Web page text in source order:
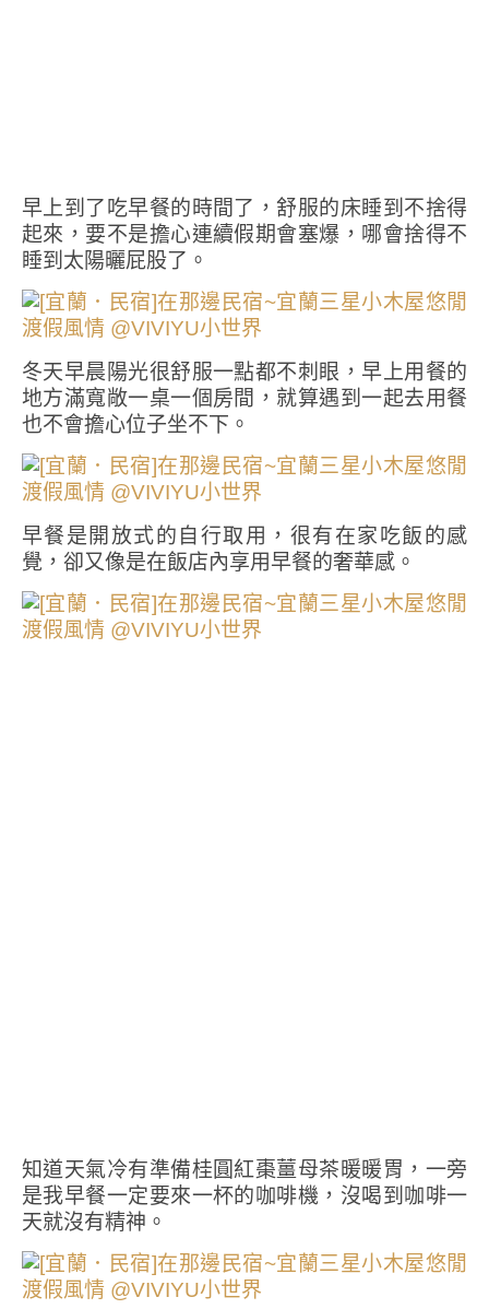
早上到了吃早餐的時間了，舒服的床睡到不捨得
起來，要不是擔心連續假期會塞爆，哪會捨得不
睡到太陽曬屁股了。
冬天早晨陽光很舒服一點都不刺眼，早上用餐的
地方滿寬敞一桌一個房間，就算遇到一起去用餐
也不會擔心位子坐不下。
早餐是開放式的自行取用，很有在家吃飯的感
覺，卻又像是在飯店內享用早餐的奢華感。
知道天氣冷有準備桂圓紅棗薑母茶暖暖胃，一旁
是我早餐一定要來一杯的咖啡機，沒喝到咖啡一
天就沒有精神。